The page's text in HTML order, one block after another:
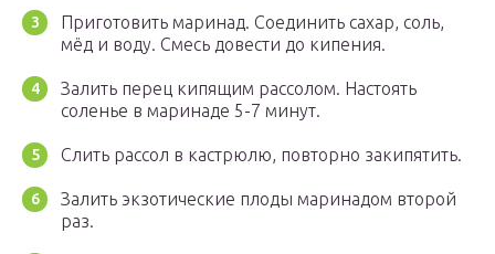
Приготовить маринад. Соединить сахар, соль,
мёд и воду. Смесь довести до кипения.
Залить перец кипящим рассолом. Настоять
соленье в маринаде 5-7 минут.
Слить рассол в кастрюлю, повторно закипятить.
Залить экзотические плоды маринадом второй
раз.